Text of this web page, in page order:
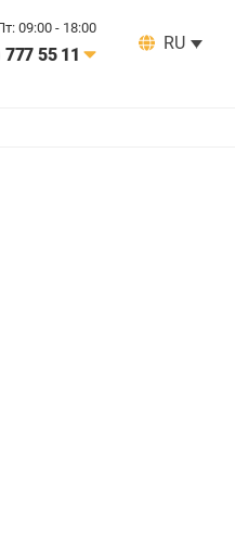
09:00 - 18:00
55 11
RU